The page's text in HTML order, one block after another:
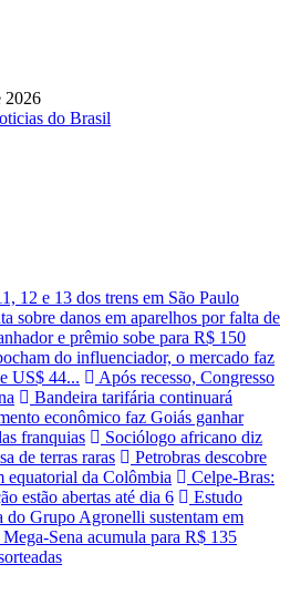
2026
12 e 13 dos trens em São Paulo
sobre danos em aparelhos por falta de
e prêmio sobe para R$ 150
do influenciador, o mercado faz
US$ 44...
Após recesso, Congresso
Bandeira tarifária continuará
econômico faz Goiás ganhar
franquias
Sociólogo africano diz
de terras raras
Petrobras descobre
equatorial da Colômbia
Celpe-Bras:
estão abertas até dia 6
Estudo
do Grupo Agronelli sustentam em
Mega-Sena acumula para R$ 135